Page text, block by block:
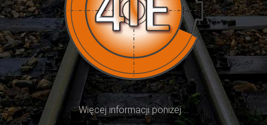
Więcej informacji poniżej ...